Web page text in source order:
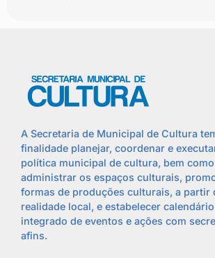
A Secretaria de Municipal de Cultura
finalidade planejar, coordenar e
política municipal de cultura, bem como
administrar os espaços culturais,
formas de produções culturais, a partir
realidade local, e estabelecer calendário
integrado de eventos e ações com
afins.